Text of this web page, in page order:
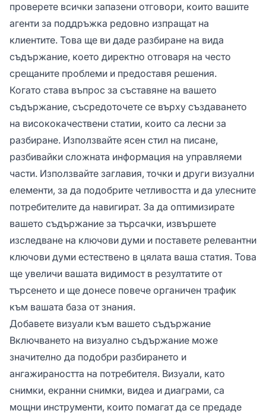
проверете всички запазени отговори, които вашите
агенти за поддръжка редовно изпращат на
клиентите. Това ще ви даде разбиране на вида
съдържание, което директно отговаря на често
срещаните проблеми и предоставя решения.
Когато става въпрос за съставяне на вашето
съдържание, съсредоточете се върху създаването
на висококачествени статии, които са лесни за
разбиране. Използвайте ясен стил на писане,
разбивайки сложната информация на управляеми
части. Използвайте заглавия, точки и други визуални
елементи, за да подобрите четливостта и да улесните
потребителите да навигират. За да оптимизирате
вашето съдържание за търсачки, извършете
изследване на ключови думи и поставете релевантни
ключови думи естествено в цялата ваша статия. Това
ще увеличи вашата видимост в резултатите от
търсенето и ще донесе повече органичен трафик
към вашата база от знания.
Добавете визуали към вашето съдържание
Включването на визуално съдържание може
значително да подобри разбирането и
ангажираността на потребителя. Визуали, като
снимки, екранни снимки, видеа и диаграми, са
мощни инструменти, които помагат да се предаде